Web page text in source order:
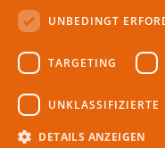
Magazin für Camping &
Reisemobile
UNBEDINGT
TARGETING
UNKLASSIFIZIERTE
DETAILS ANZEIGEN